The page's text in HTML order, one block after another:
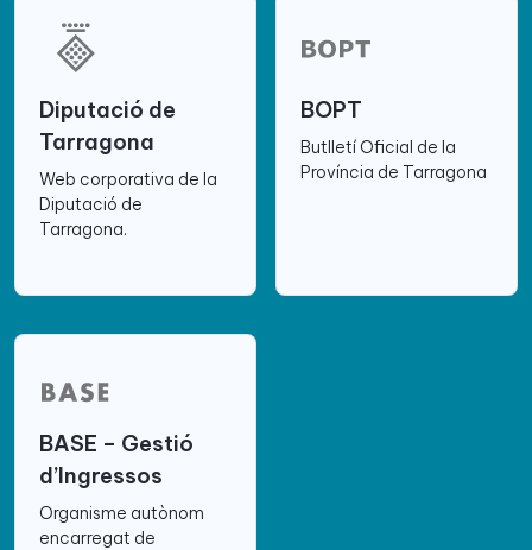
Diputació de
Tarragona
Web corporativa de la
Diputació de
Tarragona.
BOPT
Butlletí Oficial de la
Província de Tarragona
BASE – Gestió
d’Ingressos
Organisme autònom
encarregat de